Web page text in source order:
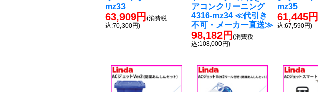
mz33
63,909円(消費税
込:70,300円)
アコンクリーニング
4316-mz34 ≪代引き
不可・メーカー直送≫
98,182円 (消費税
込:108,000円)
mz35
61,445
込:67,590円)